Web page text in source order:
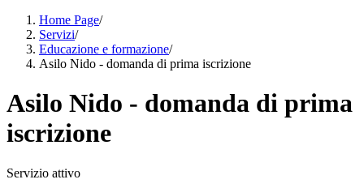
Home Page/
Servizi/
Educazione e formazione/
Asilo Nido - domanda di prima iscrizione
Asilo Nido - domanda di prima
iscrizione
Servizio attivo